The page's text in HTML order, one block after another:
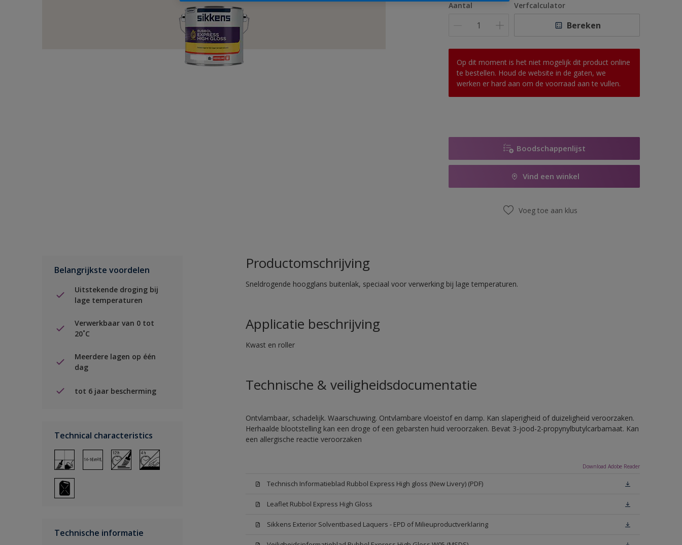
Aantal Verfcalculator
Bereken
Op dit moment is het niet mogelijk dit product online
te bestellen. Houd de website in de gaten, we
werken er hard aan om de voorraad aan te vullen.
Boodschappenlijst
Vind een winkel
Voeg toe aan klus
Belangrijkste voordelen
Uitstekende droging bij
lage temperaturen
Verwerkbaar van 0 tot
20˚C
Meerdere lagen op één
dag
tot 6 jaar bescherming
Technical characteristics
Technische informatie
Productomschrijving
Sneldrogende hoogglans buitenlak, speciaal voor verwerking bij lage temperaturen.
Applicatie beschrijving
Kwast en roller
Technische & veiligheidsdocumentatie
Ontvlambaar, schadelijk. Waarschuwing. Ontvlambare vloeistof en damp. Kan slaperigheid of duizeligheid veroorzaken.
Herhaalde blootstelling kan een droge of een gebarsten huid veroorzaken. Bevat 3-jood-2-propynylbutylcarbamaat. Kan
een allergische reactie veroorzaken
Download Adobe Reader
Technisch Informatieblad Rubbol Express High gloss (New Livery) (PDF)
Leaflet Rubbol Express High Gloss
Sikkens Exterior Solventbased Laquers - EPD of Milieuproductverklaring